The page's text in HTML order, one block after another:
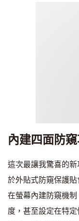
內建四面防
這次最讓我驚喜的
於外貼式防窺保護
在螢幕內建防窺機
度，甚至設定在特